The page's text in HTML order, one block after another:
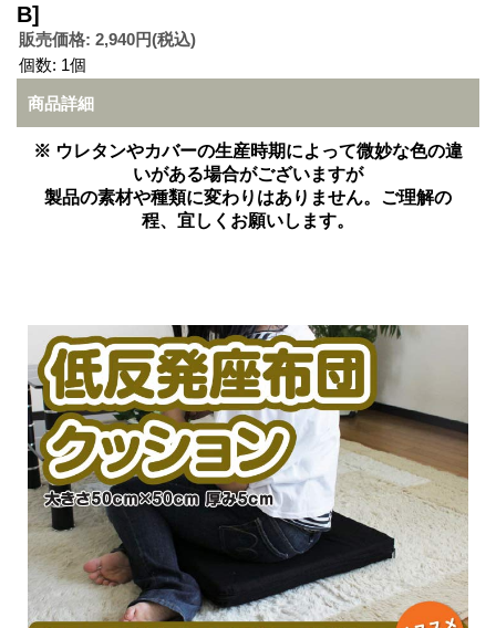
B]
販売価格: 2,940円(税込)
個数: 1個
商品詳細
※ ウレタンやカバーの生産時期によって微妙な色の違
いがある場合がございますが
製品の素材や種類に変わりはありません。ご理解の
程、宜しくお願いします。